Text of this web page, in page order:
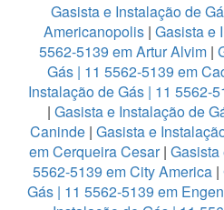
Gasista e Instalação de
Americanopolis | Gasista e
5562-5139 em Artur Alvim |
Gás | 11 5562-5139 em
Instalação de Gás | 11 5562-
| Gasista e Instalação de
Caninde| Gasista e
em Cerqueira Cesar| Gasista
5562-5139 em City America |
Gás | 11 5562-5139 em